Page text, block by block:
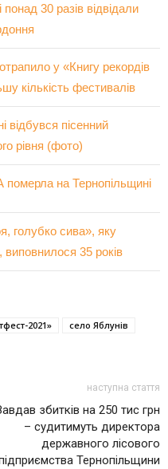
30 разів відвідали
у «Книгу рекордів
кількість фестивалів
відбувся пісенний
рівня (фото)
померла на Тернопільщині
голубко сива», яку
35 років
2021»
село Яблунів
наступна стаття
збитків на 250 тис грн
– судитимуть директора
державного лісового
Тернопільщини